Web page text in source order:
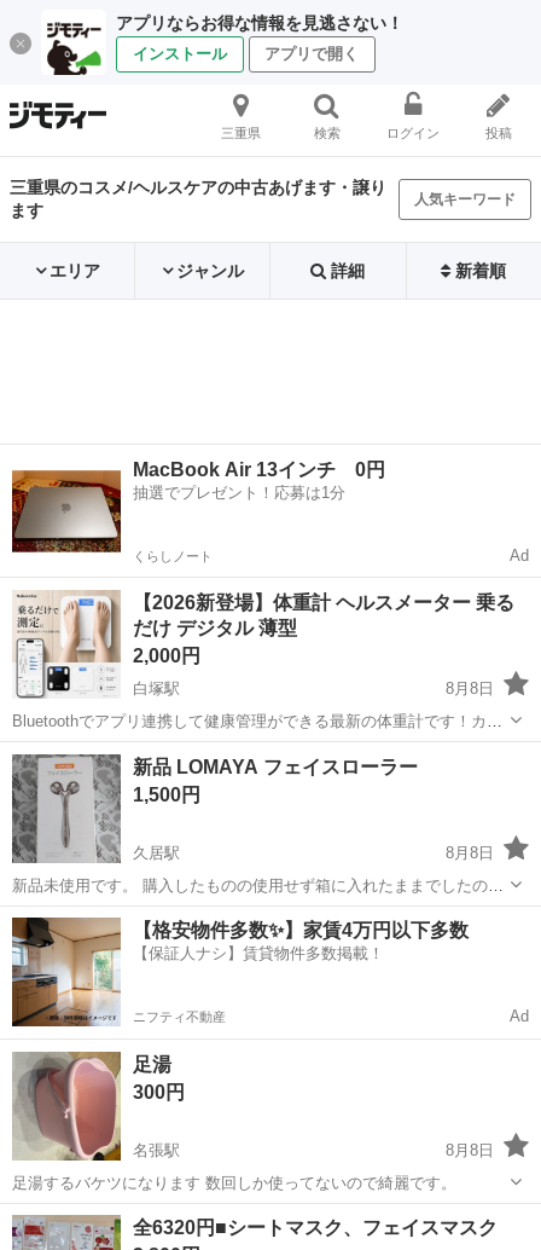
アプリならお得な情報を見逃さない！
インストール アプリで開く
三重県 検索 ログイン 投稿
三重県のコスメ/ヘルスケアの中古あげます・譲り
ます
人気キーワード
エリア ジャンル 詳細 新着順
MacBook Air 13インチ 0円
抽選でプレゼント！応募は1分
くらしノート Ad
【2026新登場】体重計 ヘルスメーター 乗る
だけ デジタル 薄型
2,000円
白塚駅
8月8日
Bluetoothでアプリ連携して健康管理ができる最新の体重計です！カラ
ーはホワイトです！ ■素材：強化ガラス、ABS街脂 ■計量範囲：0.2kg
～180kg ■表示単位：0.01kg よろしくお願いいたします✨
三重 津市 白塚駅
新品 LOMAYA フェイスローラー
1,500円
久居駅
8月8日
新品未使用です。 購入したものの使用せず箱に入れたままでしたので
お譲りします。 軽量、ダイヤカット カラー シルバー
三重 津市 久居駅 マッサージ器 LOMAYA
【格安物件多数✨】家賃4万円以下多数
【保証人ナシ】賃貸物件多数掲載！
ニフティ不動産 Ad
足湯
300円
名張駅
8月8日
足湯するバケツになります 数回しか使ってないので綺麗です。
三重 名張市 名張駅 その他
全6320円■シートマスク、フェイスマスク